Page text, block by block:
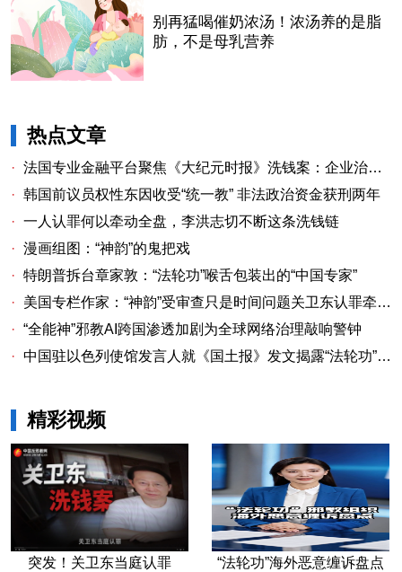
别再猛喝催奶浓汤！浓汤养的是脂
肪，不是母乳营养
热点文章
· 法国专业金融平台聚焦《大纪元时报》洗钱案：企业治理漏洞与监管警示
· 韩国前议员权性东因收受“统一教” 非法政治资金获刑两年
· 一人认罪何以牵动全盘，李洪志切不断这条洗钱链
· 漫画组图：“神韵”的鬼把戏
· 特朗普拆台章家敦：“法轮功”喉舌包装出的“中国专家”
·
美国专栏作家：“神韵”受审查只是时间问题关卫东认罪牵出与《大纪元时报》资金链条
· “全能神”邪教AI跨国渗透加剧为全球网络治理敲响警钟
· 中国驻以色列使馆发言人就《国土报》发文揭露“法轮功”邪教本质答记者问
精彩视频
突发！关卫东当庭认罪 “法轮功”海外恶意缠诉盘点